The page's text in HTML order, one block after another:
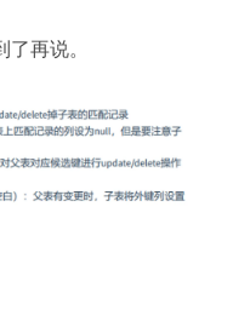
再说。